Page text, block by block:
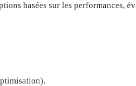
basées sur les performances,